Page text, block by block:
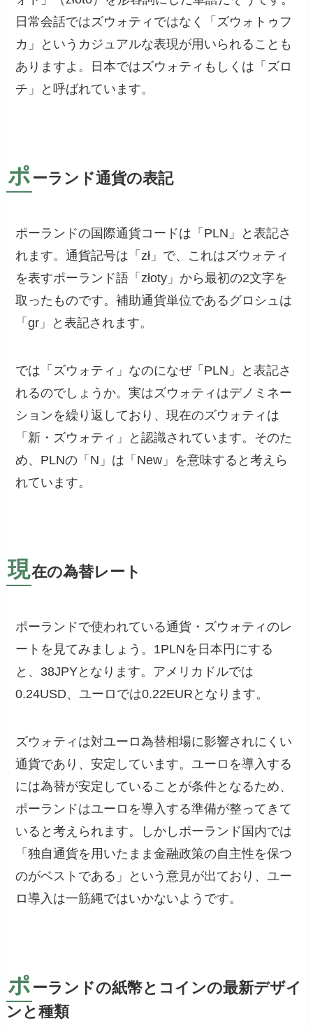
日常会話ではズウォティではなく「ズウォトゥフ
カ」というカジュアルな表現が用いられることも
ありますよ。日本ではズウォティもしくは「ズロ
チ」と呼ばれています。
ポ ーランド通貨の表記
ポーランドの国際通貨コードは「PLN」と表記さ
れます。通貨記号は「zł」で、これはズウォティ
を表すポーランド語「złoty」から最初の2文字を
取ったものです。補助通貨単位であるグロシュは
「gr」と表記されます。
では「ズウォティ」なのになぜ「PLN」と表記さ
れるのでしょうか。実はズウォティはデノミネー
ションを繰り返しており、現在のズウォティは
「新・ズウォティ」と認識されています。そのた
め、PLNの「N」は「New」を意味すると考えら
れています。
現在の為替レート
ポーランドで使われている通貨・ズウォティのレ
ートを見てみましょう。1PLNを日本円にする
と、38JPYとなります。アメリカドルでは
0.24USD、ユーロでは0.22EURとなります。
ズウォティは対ユーロ為替相場に影響されにくい
通貨であり、安定しています。ユーロを導入する
には為替が安定していることが条件となるため、
ポーランドはユーロを導入する準備が整ってきて
いると考えられます。しかしポーランド国内では
「独自通貨を用いたまま金融政策の自主性を保つ
のがベストである」という意見が出ており、ユー
ロ導入は一筋縄ではいかないようです。
ポ ーランドの紙幣とコインの最新デザイ
ンと種類